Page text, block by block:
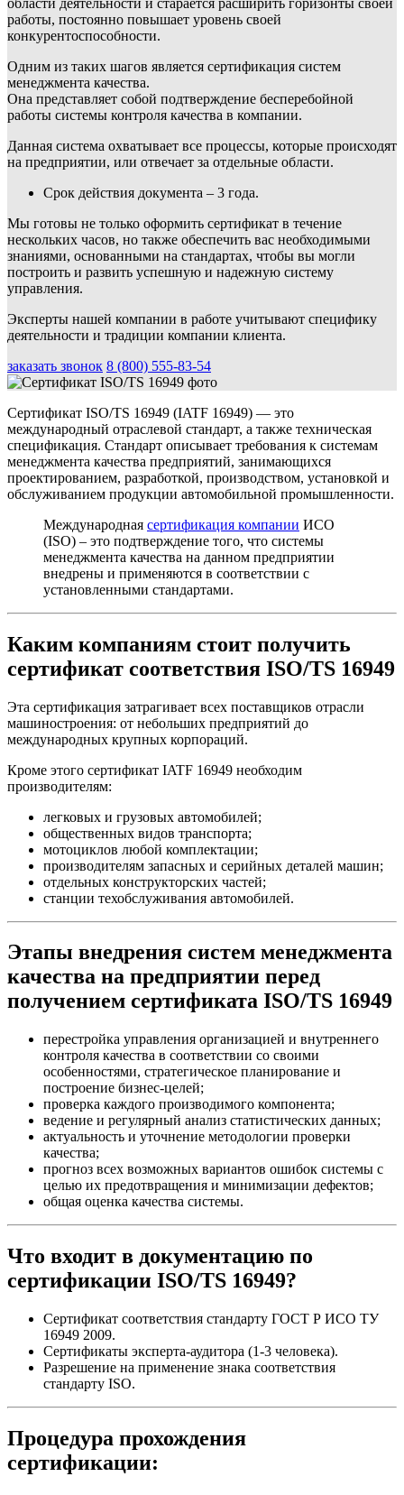
работы, постоянно повышает уровень своей
конкурентоспособности.
Одним из таких шагов является сертификация систем
менеджмента качества.
Она представляет собой подтверждение бесперебойной
работы системы контроля качества в компании.
Данная система охватывает все процессы, которые происходят
на предприятии, или отвечает за отдельные области.
Срок действия документа – 3 года.
Мы готовы не только оформить сертификат в течение
нескольких часов, но также обеспечить вас необходимыми
знаниями, основанными на стандартах, чтобы вы могли
построить и развить успешную и надежную систему
управления.
Эксперты нашей компании в работе учитывают специфику
деятельности и традиции компании клиента.
заказать звонок 8 (800) 555-83-54
Сертификат ISO/TS 16949 (IATF 16949) — это
международный отраслевой стандарт, а также техническая
спецификация. Стандарт описывает требования к системам
менеджмента качества предприятий, занимающихся
проектированием, разработкой, производством, установкой и
обслуживанием продукции автомобильной промышленности.
Международная сертификация компании ИСО
(ISO) – это подтверждение того, что системы
менеджмента качества на данном предприятии
внедрены и применяются в соответствии с
установленными стандартами.
Каким компаниям стоит получить
сертификат соответствия ISO/TS 16949
Эта сертификация затрагивает всех поставщиков отрасли
машиностроения: от небольших предприятий до
международных крупных корпораций.
Кроме этого сертификат IATF 16949 необходим
производителям:
легковых и грузовых автомобилей;
общественных видов транспорта;
мотоциклов любой комплектации;
производителям запасных и серийных деталей машин;
отдельных конструкторских частей;
станции техобслуживания автомобилей.
Этапы внедрения систем менеджмента
качества на предприятии перед
получением сертификата ISO/TS 16949
перестройка управления организацией и внутреннего
контроля качества в соответствии со своими
особенностями, стратегическое планирование и
построение бизнес-целей;
проверка каждого производимого компонента;
ведение и регулярный анализ статистических данных;
актуальность и уточнение методологии проверки
качества;
прогноз всех возможных вариантов ошибок системы с
целью их предотвращения и минимизации дефектов;
общая оценка качества системы.
Что входит в документацию по
сертификации ISO/TS 16949?
Сертификат соответствия стандарту ГОСТ Р ИСО ТУ
16949 2009.
Сертификаты эксперта-аудитора (1-3 человека).
Разрешение на применение знака соответствия
стандарту ISO.
Процедура прохождения
сертификации: